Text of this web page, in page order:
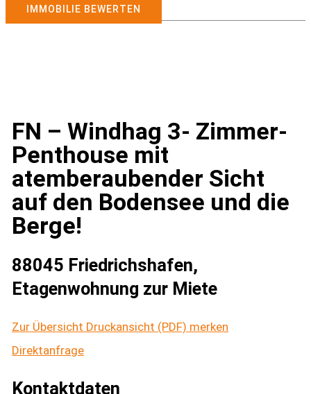
IMMOBILIE BEWERTEN
FN – Windhag 3- Zimmer-
Penthouse mit
atemberaubender Sicht
auf den Bodensee und die
Berge!
88045 Friedrichshafen,
Etagenwohnung zur Miete
Zur Übersicht Druckansicht (PDF) merken
Direktanfrage
Kontaktdaten